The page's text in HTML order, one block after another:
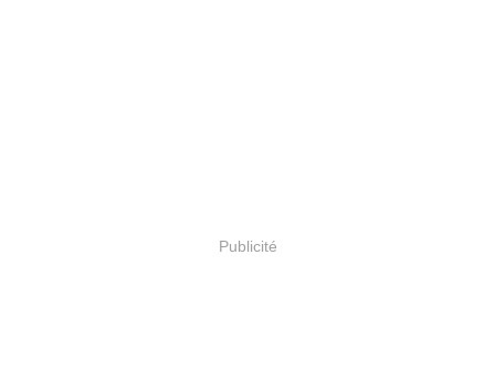
Publicité